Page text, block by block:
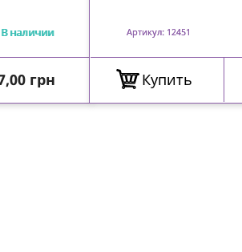
В наличии
грн
Артикул: 12451
Купить